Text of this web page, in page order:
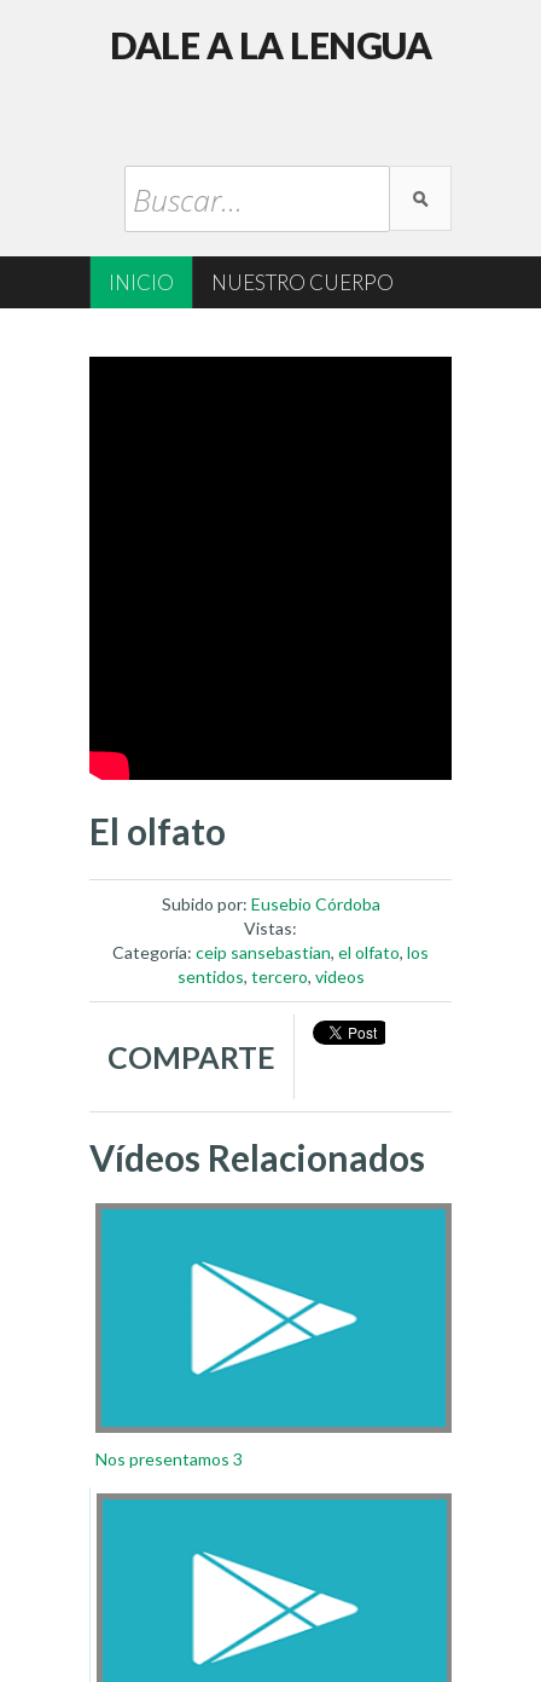
DALE A LA LENGUA
INICIO NUESTRO CUERPO
El olfato
Subido por: Eusebio Córdoba
Vistas:
Categoría: ceip sansebastian, el olfato, los
sentidos, tercero, videos
COMPARTE
Vídeos Relacionados
Nos presentamos 3